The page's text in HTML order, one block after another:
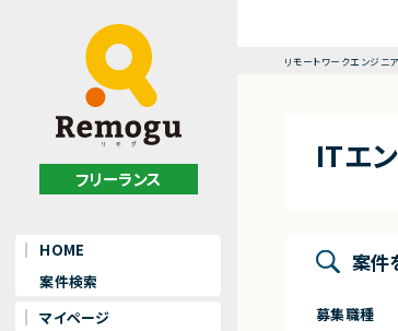
フリーランス
HOME
案件検索
マイページ
リモートワークエンジニ
ITエ
案件
募集職種